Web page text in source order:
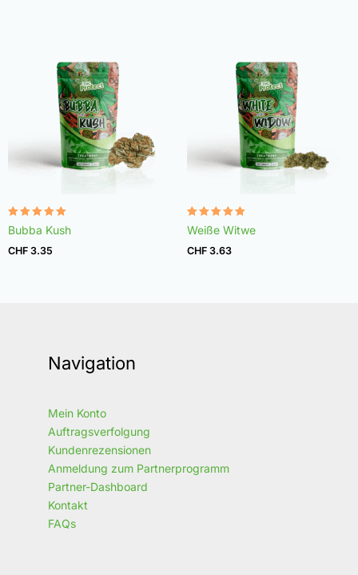
Bewertet
mit
4.96
von 5
Bubba Kush
CHF 3.35
Bewertet
mit
4.97
von 5
Weiße Witwe
CHF 3.63
Navigation
Mein Konto
Auftragsverfolgung
Kundenrezensionen
Anmeldung zum Partnerprogramm
Partner-Dashboard
Kontakt
FAQs